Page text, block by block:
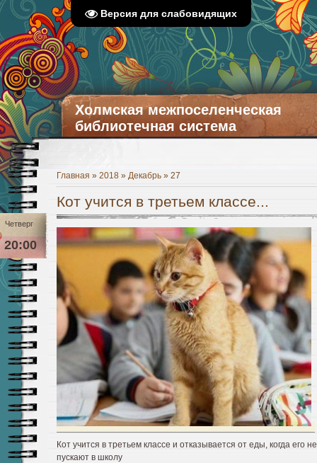
Версия для слабовидящих
Холмская межпоселенческая
библиотечная система
Главная » 2018 » Декабрь » 27
Кот учится в третьем классе...
Четверг
20:00
Кот учится в третьем классе и отказывается от еды, когда его не
пускают в школу